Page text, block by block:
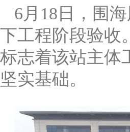
6月18日，围
下工程阶段验收
标志着该站主体
坚实基础。